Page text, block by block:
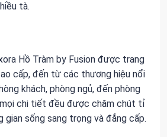
tà.
Hồ Tràm by Fusion được trang
cấp, đến từ các thương hiệu nổi
khách, phòng ngủ, đến phòng
chi tiết đều được chăm chút tỉ
gian sống sang trọng và đẳng cấp.